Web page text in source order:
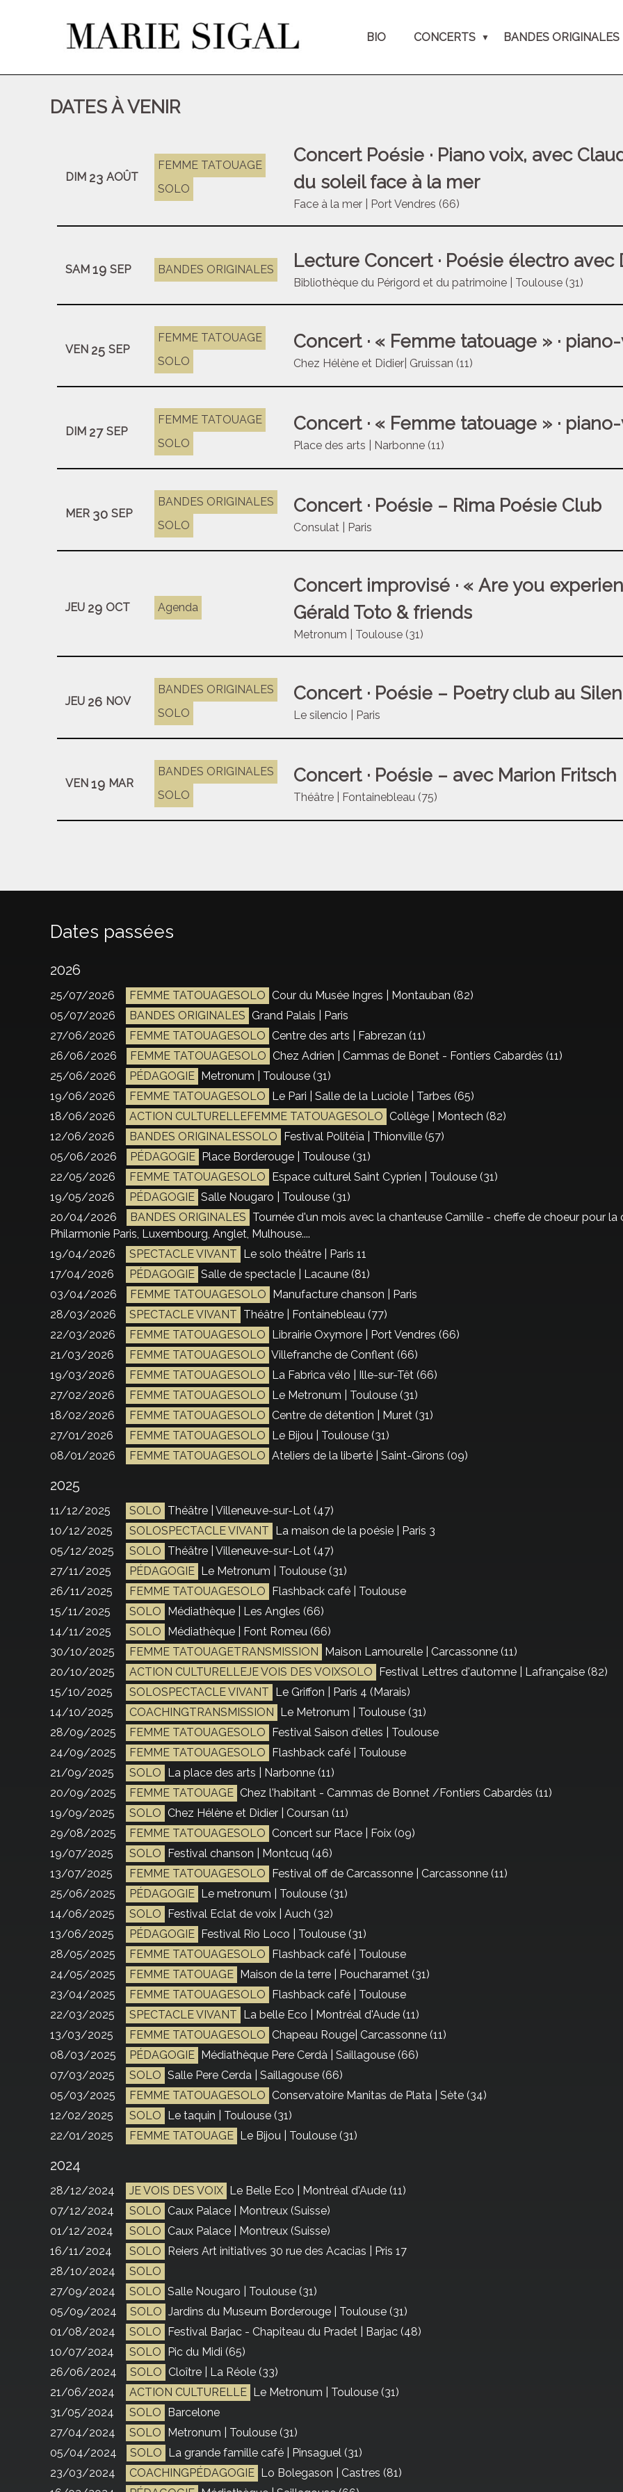
BIO CONCERTS BANDES ORIGINALES
DATES À VENIR
DIM 23 AOÛT
FEMME TATOUAGE
SOLO
Concert Poésie · Piano voix, avec
du soleil face à la mer
Face à la mer | Port Vendres (66)
SAM 19 SEP BANDES ORIGINALES Lecture Concert · Poésie électro avec
Bibliothèque du Périgord et du patrimoine | Toulouse (31)
VEN 25 SEP
FEMME TATOUAGE
SOLO
Concert · « Femme tatouage » ·
Chez Hélène et Didier| Gruissan (11)
DIM 27 SEP
FEMME TATOUAGE
SOLO
Concert · « Femme tatouage » ·
Place des arts | Narbonne (11)
MER 30 SEP
BANDES ORIGINALES
SOLO
Concert · Poésie – Rima Poésie Club
Consulat | Paris
JEU 29 OCT Agenda
Concert improvisé · « Are you
Gérald Toto & friends
Metronum | Toulouse (31)
JEU 26 NOV
BANDES ORIGINALES
SOLO
Concert · Poésie – Poetry club au
Le silencio | Paris
VEN 19 MAR
BANDES ORIGINALES
SOLO
Concert · Poésie – avec Marion Fritsch
Théâtre | Fontainebleau (75)
Dates passées
2026
25/07/2026 FEMME TATOUAGESOLO Cour du Musée Ingres | Montauban (82)
05/07/2026
BANDES ORIGINALES Grand Palais | Paris
27/06/2026
FEMME TATOUAGESOLO Centre des arts | Fabrezan (11)
26/06/2026
FEMME TATOUAGESOLO Chez Adrien | Cammas de Bonet - Fontiers Cabardès (11)
25/06/2026
PÉDAGOGIE Metronum | Toulouse (31)
19/06/2026
FEMME TATOUAGESOLO Le Pari | Salle de la Luciole | Tarbes (65)
18/06/2026
ACTION CULTURELLEFEMME TATOUAGESOLO Collège | Montech (82)
12/06/2026
BANDES ORIGINALESSOLO Festival Politéïa | Thionville (57)
05/06/2026
PÉDAGOGIE Place Borderouge | Toulouse (31)
22/05/2026
FEMME TATOUAGESOLO Espace culturel Saint Cyprien | Toulouse (31)
19/05/2026
PÉDAGOGIE Salle Nougaro | Toulouse (31)
20/04/2026
BANDES ORIGINALES Tournée d'un mois avec la chanteuse Camille - cheffe de choeur pour
Philarmonie Paris, Luxembourg, Anglet, Mulhouse....
19/04/2026
SPECTACLE VIVANT Le solo théâtre | Paris 11
17/04/2026
PÉDAGOGIE Salle de spectacle | Lacaune (81)
03/04/2026
FEMME TATOUAGESOLO Manufacture chanson | Paris
28/03/2026
SPECTACLE VIVANT Théâtre | Fontainebleau (77)
22/03/2026
FEMME TATOUAGESOLO Librairie Oxymore | Port Vendres (66)
21/03/2026
FEMME TATOUAGESOLO Villefranche de Conflent (66)
19/03/2026
FEMME TATOUAGESOLO La Fabrica vélo | Ille-sur-Têt (66)
27/02/2026
FEMME TATOUAGESOLO Le Metronum | Toulouse (31)
18/02/2026
FEMME TATOUAGESOLO Centre de détention | Muret (31)
27/01/2026
FEMME TATOUAGESOLO Le Bijou | Toulouse (31)
08/01/2026
FEMME TATOUAGESOLO Ateliers de la liberté | Saint-Girons (09)
2025
11/12/2025 SOLO Théâtre | Villeneuve-sur-Lot (47)
10/12/2025
SOLOSPECTACLE VIVANT La maison de la poésie | Paris 3
05/12/2025
SOLO Théâtre | Villeneuve-sur-Lot (47)
27/11/2025
PÉDAGOGIE Le Metronum | Toulouse (31)
26/11/2025
FEMME TATOUAGESOLO Flashback café | Toulouse
15/11/2025
SOLO Médiathèque | Les Angles (66)
14/11/2025
SOLO Médiathèque | Font Romeu (66)
30/10/2025
FEMME TATOUAGETRANSMISSION Maison Lamourelle | Carcassonne (11)
20/10/2025
ACTION CULTURELLEJE VOIS DES VOIXSOLO Festival Lettres d'automne | Lafrançaise (82)
15/10/2025
SOLOSPECTACLE VIVANT Le Griffon | Paris 4 (Marais)
14/10/2025
COACHINGTRANSMISSION Le Metronum | Toulouse (31)
28/09/2025
FEMME TATOUAGESOLO Festival Saison d'elles | Toulouse
24/09/2025
FEMME TATOUAGESOLO Flashback café | Toulouse
21/09/2025
SOLO La place des arts | Narbonne (11)
20/09/2025
FEMME TATOUAGE Chez l'habitant - Cammas de Bonnet /Fontiers Cabardès (11)
19/09/2025
SOLO Chez Hélène et Didier | Coursan (11)
29/08/2025
FEMME TATOUAGESOLO Concert sur Place | Foix (09)
19/07/2025
SOLO Festival chanson | Montcuq (46)
13/07/2025
FEMME TATOUAGESOLO Festival off de Carcassonne | Carcassonne (11)
25/06/2025
PÉDAGOGIE Le metronum | Toulouse (31)
14/06/2025
SOLO Festival Eclat de voix | Auch (32)
13/06/2025
PÉDAGOGIE Festival Rio Loco | Toulouse (31)
28/05/2025
FEMME TATOUAGESOLO Flashback café | Toulouse
24/05/2025
FEMME TATOUAGE Maison de la terre | Poucharamet (31)
23/04/2025
FEMME TATOUAGESOLO Flashback café | Toulouse
22/03/2025
SPECTACLE VIVANT La belle Eco | Montréal d'Aude (11)
13/03/2025
FEMME TATOUAGESOLO Chapeau Rouge| Carcassonne (11)
08/03/2025
PÉDAGOGIE Médiathèque Pere Cerdà | Saillagouse (66)
07/03/2025
SOLO Salle Pere Cerda | Saillagouse (66)
05/03/2025
FEMME TATOUAGESOLO Conservatoire Manitas de Plata | Sète (34)
12/02/2025
SOLO Le taquin | Toulouse (31)
22/01/2025
FEMME TATOUAGE Le Bijou | Toulouse (31)
2024
28/12/2024 JE VOIS DES VOIX Le Belle Eco | Montréal d'Aude (11)
07/12/2024
SOLO Caux Palace | Montreux (Suisse)
01/12/2024
SOLO Caux Palace | Montreux (Suisse)
16/11/2024
SOLO Reiers Art initiatives 30 rue des Acacias | Pris 17
28/10/2024
SOLO
27/09/2024
SOLO Salle Nougaro | Toulouse (31)
05/09/2024
SOLO Jardins du Museum Borderouge | Toulouse (31)
01/08/2024
SOLO Festival Barjac - Chapiteau du Pradet | Barjac (48)
10/07/2024
SOLO Pic du Midi (65)
26/06/2024
SOLO Cloître | La Réole (33)
21/06/2024
ACTION CULTURELLE Le Metronum | Toulouse (31)
31/05/2024
SOLO Barcelone
27/04/2024
SOLO Metronum | Toulouse (31)
05/04/2024
SOLO La grande famille café | Pinsaguel (31)
23/03/2024
COACHINGPÉDAGOGIE Lo Bolegason | Castres (81)